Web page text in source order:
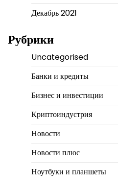
Декабрь 2021
Рубрики
Uncategorised
Банки и кредиты
Бизнес и инвестиции
Криптоиндустрия
Новости
Новости плюс
Ноутбуки и планшеты